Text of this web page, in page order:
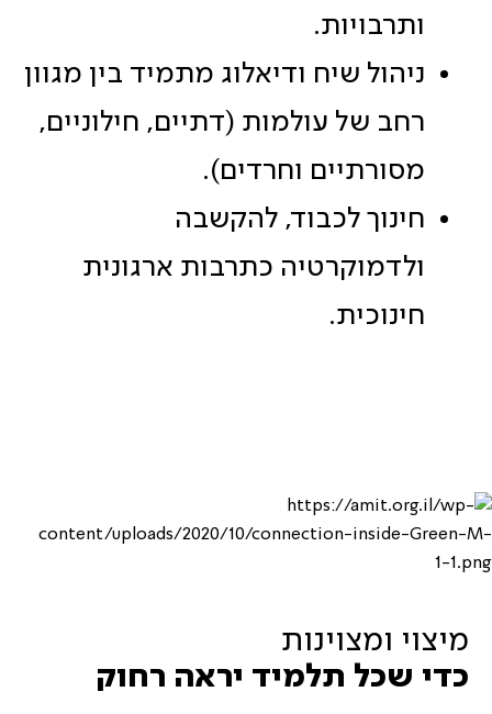
ותרבויות.
ניהול שיח ודיאלוג מתמיד בין מגוון
רחב של עולמות (דתיים, חילוניים,
מסורתיים וחרדים).
חינוך לכבוד, להקשבה
ולדמוקרטיה כתרבות ארגונית
חינוכית.
מיצוי ומצוינות
כדי שכל תלמיד יראה רחוק